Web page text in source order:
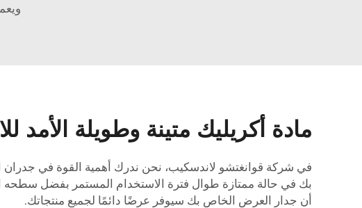
مادة أكريليك متينة وطويلة الأمد
في شركة قوانغتشو لاندسكيب، نحن ندرك أهمية القوة في جدران
بك في حالة ممتازة طوال فترة الاستخدام المستمر بفضل سطحه
أن جدار العرض الخاص بك سيوفر عرضًا دائمًا لجميع منتجاتك.